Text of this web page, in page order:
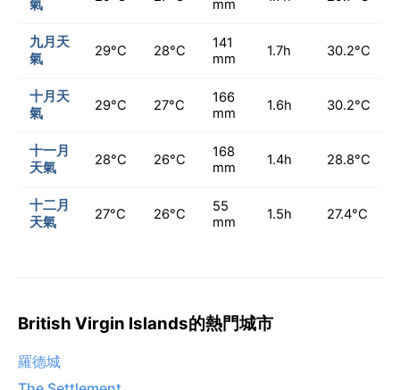
氣
mm
九月天
氣
29°C 28°C
141
mm
1.7h 30.2°C
十月天
氣
29°C 27°C
166
mm
1.6h 30.2°C
十一月
天氣
28°C 26°C
168
mm
1.4h 28.8°C
十二月
天氣
27°C 26°C
55
mm
1.5h 27.4°C
British Virgin Islands的熱門城市
羅德城